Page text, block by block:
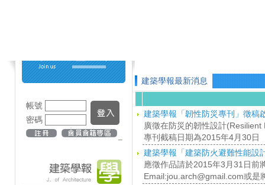
帳號
密碼
建築學報最新消息
建築學報「韌性防災專刊」徵稿
廣徵在防災的韌性設計
專刊截稿日期為2015年4月30日
建築學報「建築防火避難性能設
應徵作品請於2015年3月31日前
Email:jou.arch@gmail.com或